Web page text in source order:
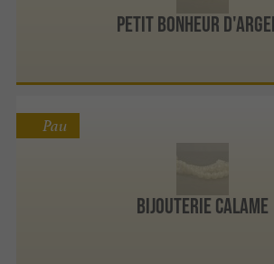
Petit Bonheur
Bijouterie Calame
Pau